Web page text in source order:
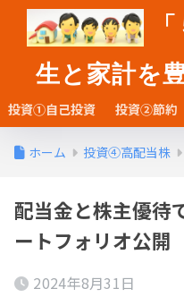
生と家計を
投資①自己投資 投資②節約
ホーム 投資④高配当株
配当金と株主優待
ートフォリオ公開
2024年8月31日